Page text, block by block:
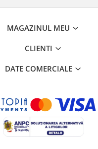
MAGAZINUL MEU
CLIENTI
DATE COMERCIALE